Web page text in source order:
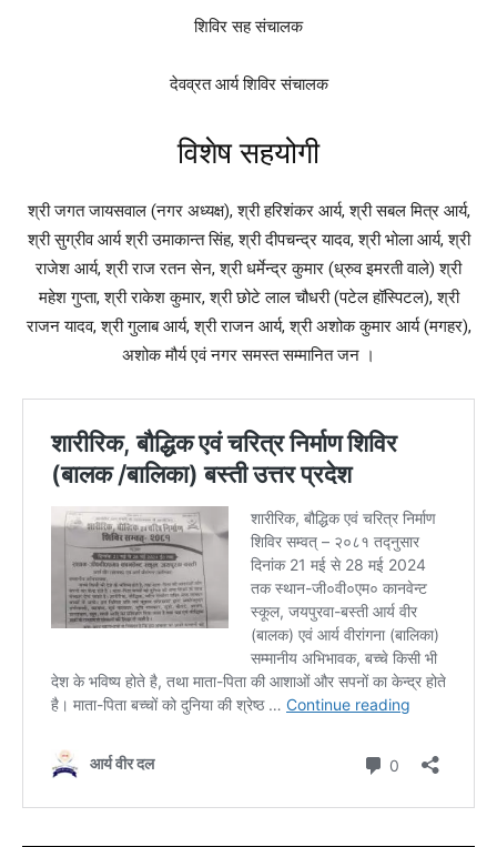
शिविर सह संचालक
देवव्रत आर्य शिविर संचालक
विशेष सहयोगी
श्री जगत जायसवाल (नगर अध्यक्ष), श्री हरिशंकर आर्य, श्री सबल मित्र आर्य,
श्री सुग्रीव आर्य श्री उमाकान्त सिंह, श्री दीपचन्द्र यादव, श्री भोला आर्य, श्री
राजेश आर्य, श्री राज रतन सेन, श्री धर्मेन्द्र कुमार (ध्रुव इमरती वाले) श्री
महेश गुप्ता, श्री राकेश कुमार, श्री छोटे लाल चौधरी (पटेल हॉस्पिटल), श्री
राजन यादव, श्री गुलाब आर्य, श्री राजन आर्य, श्री अशोक कुमार आर्य (मगहर),
अशोक मौर्य एवं नगर समस्त सम्मानित जन ।